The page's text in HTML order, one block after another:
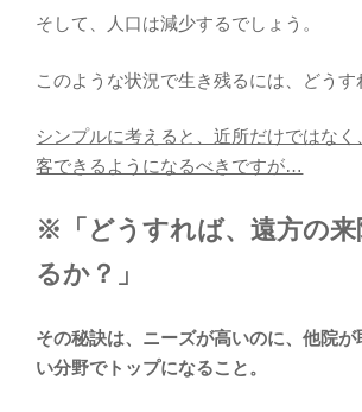
そして、人口は減少するでしょう。
このような状況で生き残るには、どうす
シンプルに考えると、近所だけではな
客できるようになるべきですが…
※「どうすれば、遠方の来
るか？」
その秘訣は、ニーズが高いのに、他院
い分野でトップになること。